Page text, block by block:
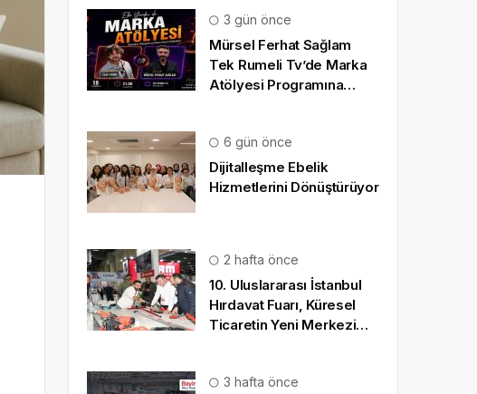
3 gün önce
Mürsel Ferhat Sağlam
Tek Rumeli Tv’de Marka
Atölyesi Programına
6 gün önce
Dijitalleşme Ebelik
Hizmetlerini Dönüştürüyor
2 hafta önce
10. Uluslararası İstanbul
Hırdavat Fuarı, Küresel
Ticaretin Yeni Merkezi
3 hafta önce